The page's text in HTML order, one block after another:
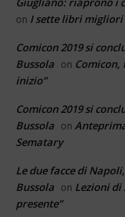
on I sette libri migliori
Comicon 2019 si
Bussola on
inizio”
Comicon 2019 si
Bussola on
Sematary
Le due facce di
Bussola on Lezioni di
presente”